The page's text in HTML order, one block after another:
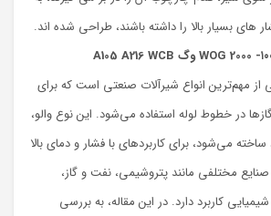
های بسیار بالا را داشته باشند، طراحی شده اند.
از مهم‌ترین انواع شیرآلات صنعتی است که برای
در خطوط لوله استفاده می‌شود. این نوع والو،
می‌شود، برای کاربردهای با فشار و دمای بالا
مختلفی مانند پتروشیمی، نفت و گاز،
کاربرد دارد. در این مقاله، به بررسی